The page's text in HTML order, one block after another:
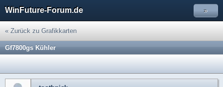
WinFuture-Forum.de »
« Zurück zu Grafikkarten
Gf7800gs Kühler